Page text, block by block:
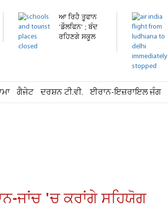
ਆ ਰਿਹੈ ਤੂਫਾਨ
'ਡੌਲਫਿਨ' ; ਬੰਦ
ਰਹਿਣਗੇ ਸਕੂਲ
ਗੈਜੇਟ ਦਰਸ਼ਨ ਟੀ.ਵੀ. ਈਰਾਨ-ਇਜ਼ਰਾਇਲ ਜੰਗ
ਜਾਂਚ 'ਚ ਕਰਾਂਗੇ ਸਹਿਯੋਗ